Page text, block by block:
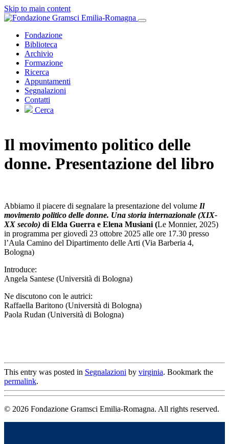
Skip to main content
Fondazione
Biblioteca
Archivio
Formazione
Ricerca
Appuntamenti
Segnalazioni
Contatti
Il movimento politico delle
donne. Presentazione del libro
Abbiamo il piacere di segnalare la presentazione del volume Il
movimento politico delle donne. Una storia internazionale (XIX-
XX secolo) di Elda Guerra e Elena Musiani (Le Monnier, 2025)
in programma per giovedì 23 ottobre 2025 alle ore 17.30 presso
l’Aula Camino del Dipartimento delle Arti (Via Barberia 4,
Bologna)
Introduce:
Angela Santese (Università di Bologna)
Ne discutono con le autrici:
Raffaella Baritono (Università di Bologna)
Paola Rudan (Università di Bologna)
This entry was posted in Segnalazioni by virginia. Bookmark the
permalink.
© 2026 Fondazione Gramsci Emilia-Romagna. All rights reserved.